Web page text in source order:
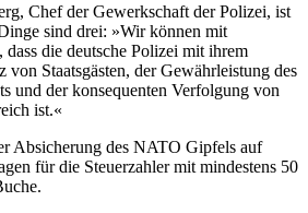
Chef der Gewerkschaft der Polizei, ist
sind drei: »Wir können mit
dass die deutsche Polizei mit ihrem
von Staatsgästen, der Gewährleistung des
und der konsequenten Verfolgung von
ist.«
Absicherung des NATO Gipfels auf
für die Steuerzahler mit mindestens 50